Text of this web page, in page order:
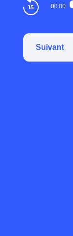
00:00
Suivant